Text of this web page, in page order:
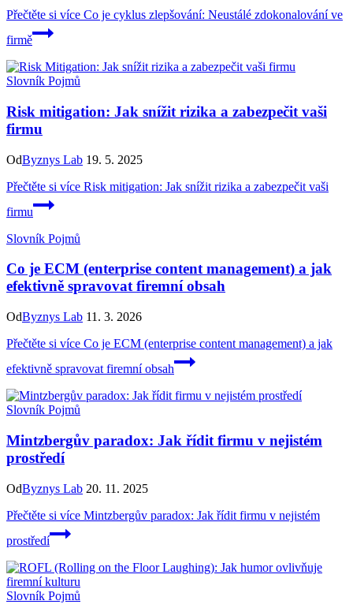
Přečtěte si více Co je cyklus zlepšování: Neustálé zdokonalování ve
firmě
Slovník Pojmů
Risk mitigation: Jak snížit rizika a zabezpečit vaši
firmu
OdByznys Lab 19. 5. 2025
Přečtěte si více Risk mitigation: Jak snížit rizika a zabezpečit vaši
firmu
Slovník Pojmů
Co je ECM (enterprise content management) a jak
efektivně spravovat firemní obsah
OdByznys Lab 11. 3. 2026
Přečtěte si více Co je ECM (enterprise content management) a jak
efektivně spravovat firemní obsah
Slovník Pojmů
Mintzbergův paradox: Jak řídit firmu v nejistém
prostředí
OdByznys Lab 20. 11. 2025
Přečtěte si více Mintzbergův paradox: Jak řídit firmu v nejistém
prostředí
Slovník Pojmů